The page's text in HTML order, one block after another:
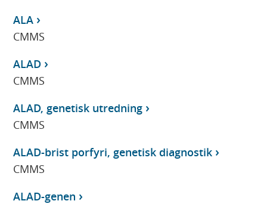
ALA
CMMS
ALAD
CMMS
ALAD, genetisk utredning
CMMS
ALAD-brist porfyri, genetisk diagnostik
CMMS
ALAD-genen